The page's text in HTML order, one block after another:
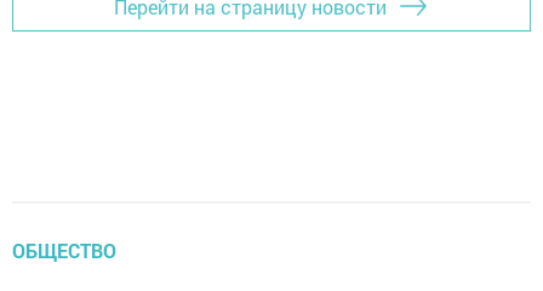
Перейти на страницу новости
ОБЩЕСТВО